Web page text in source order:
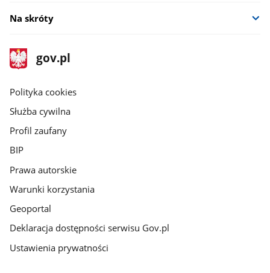
Na skróty
stopka
gov.pl
Strona
gov.pl
gov.pl
Polityka cookies
Służba cywilna
Profil zaufany
BIP
Prawa autorskie
Warunki korzystania
Geoportal
Deklaracja dostępności serwisu Gov.pl
Ustawienia prywatności